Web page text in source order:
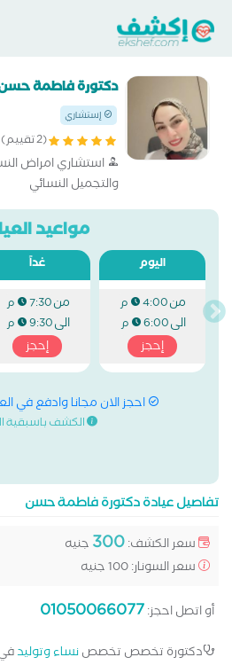
دكتورة فاطمة
إستشاري
(2 تقييم)
استشاري امراض
والتجميل النسائي
مواعيد
اليوم
من4:00 م
الى6:00 م
إحجز
غداً
من7:30 م
الى9:30 م
إحجز
احجز الان مجانا وادفع في
الكشف باسبقية
تفاصيل عيادة دكتورة فاطمة حسن
سعر الكشف:300 جنيه
سعر السونار: 100 جنيه
أو اتصل احجز:01050066077
دكتورة تخصص تخصصنساء وتوليد